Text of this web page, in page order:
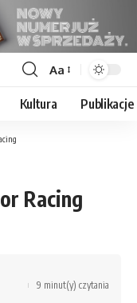
Font
Resizer
Aa
Kultura Publikacje
Racing
9 minut(y) czytania